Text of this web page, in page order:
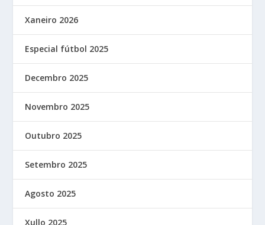
Xaneiro 2026
Especial fútbol 2025
Decembro 2025
Novembro 2025
Outubro 2025
Setembro 2025
Agosto 2025
Xullo 2025